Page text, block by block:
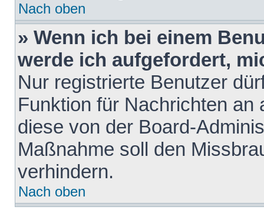
Nach oben
» Wenn ich bei einem
werde ich aufgefordert,
Nur registrierte Benutzer
Funktion für Nachrichten
diese von der Board-
Maßnahme soll den
verhindern.
Nach oben